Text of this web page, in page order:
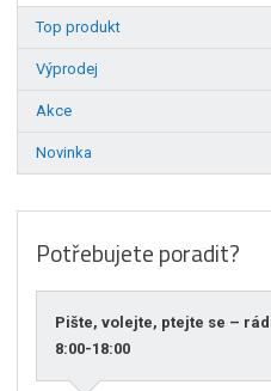
Top produkt
Výprodej
Akce
Novinka
Potřebujete poradit?
Pište, volejte, ptejte se –
8:00-18:00